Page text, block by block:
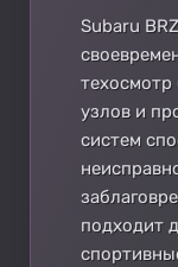
Subaru
узлов и
систем
подходит